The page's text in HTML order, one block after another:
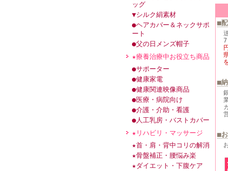
ッグ
▼シルク絹素材
●ヘアカバー＆ネックサポ
ート
●父の日メンズ帽子
★療養治療中お役立ち商品
●サポーター
●健康家電
●健康関連映像商品
●医療・病院向け
●介護・介助・看護
●人工乳房・バストカバー
★リハビリ・マッサージ
★首・肩・背中コリの解消
★骨盤補正・腰悩み楽
★ダイエット・下腹ケア
■
■
■